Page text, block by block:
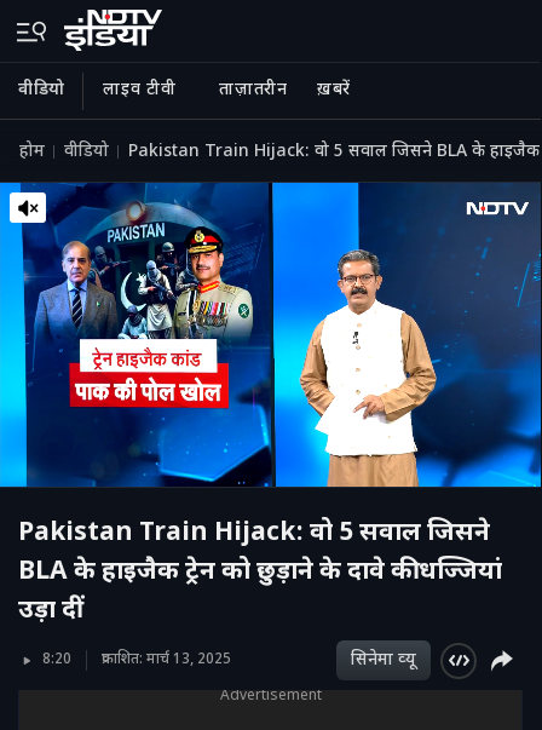
वीडियो लाइव टीवी ताज़ातरीन ख़बरें
होम वीडियो Pakistan Train Hijack: वो 5 सवाल जिसने BLA के हाइजैक
Pakistan Train Hijack: वो 5 सवाल जिसने
BLA के हाइजैक ट्रेन को छुड़ाने के दावे की धज्जियां
उड़ा दीं
8:20 प्रकाशित: मार्च 13, 2025 सिनेमा व्‍यू
Advertisement